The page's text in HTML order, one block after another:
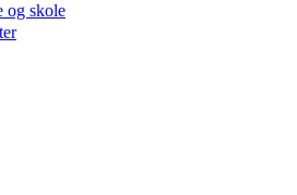
og skole